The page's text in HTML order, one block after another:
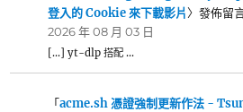
登入的 Cookie 來下載影片〉發佈留
2026 年 08 月 03 日
[…] yt-dlp 搭配 …
「acme.sh 憑證強制更新作法 -